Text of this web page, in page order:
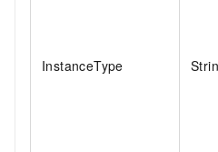
InstanceType